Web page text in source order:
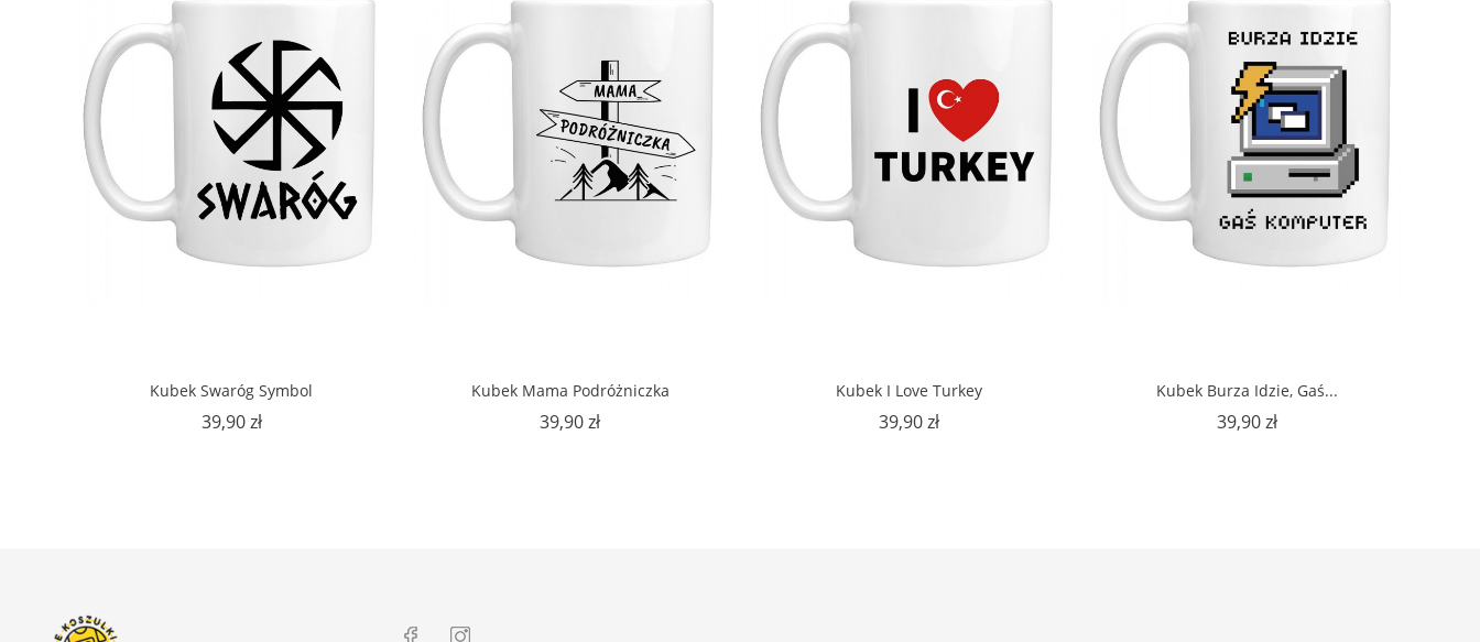
Kubek Swaróg Symbol
39,90 złCena
Kubek Mama Podróżniczka
39,90 złCena
Kubek I Love Turkey
39,90 złCena
Kubek Burza Idzie, Gaś...
39,90 złCena